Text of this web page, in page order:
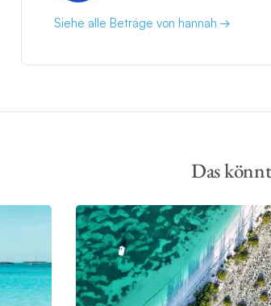
Siehe alle Beträge von hannah
Das